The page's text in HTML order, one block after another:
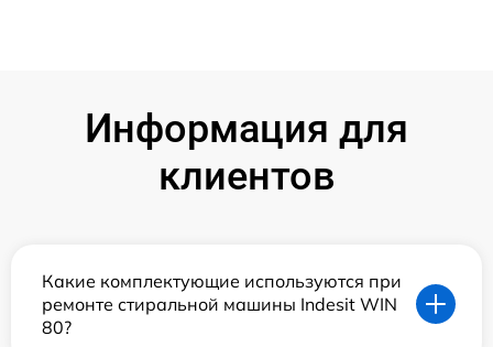
Информация для
клиентов
Какие комплектующие используются при
ремонте стиральной машины Indesit WIN
80?